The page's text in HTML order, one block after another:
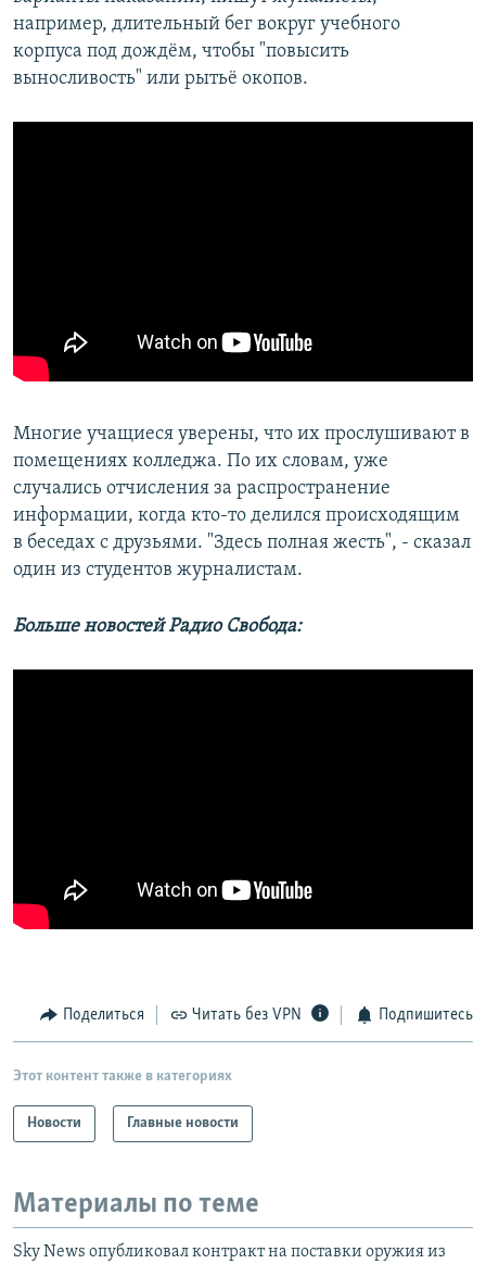
например, длительный бег вокруг учебного
корпуса под дождём, чтобы "повысить
выносливость" или рытьё окопов.
Многие учащиеся уверены, что их прослушивают в
помещениях колледжа. По их словам, уже
случались отчисления за распространение
информации, когда кто-то делился происходящим
в беседах с друзьями. "Здесь полная жесть", - сказал
один из студентов журналистам.
Больше новостей Радио Свобода:
Поделиться Читать без VPN Подпишитесь
Этот контент также в категориях
Новости Главные новости
Материалы по теме
Sky News опубликовал контракт на поставки оружия из